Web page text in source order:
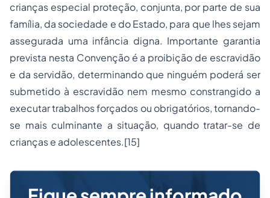
crianças especial proteção, conjunta, por parte de sua
família, da sociedade e do Estado, para que lhes sejam
assegurada uma infância digna. Importante garantia
prevista nesta Convenção é a proibição de escravidão
e da servidão, determinando que ninguém poderá ser
submetido à escravidão nem mesmo constrangido a
executar trabalhos forçados ou obrigatórios, tornando-
se mais culminante a situação, quando tratar-se de
crianças e adolescentes.[15]